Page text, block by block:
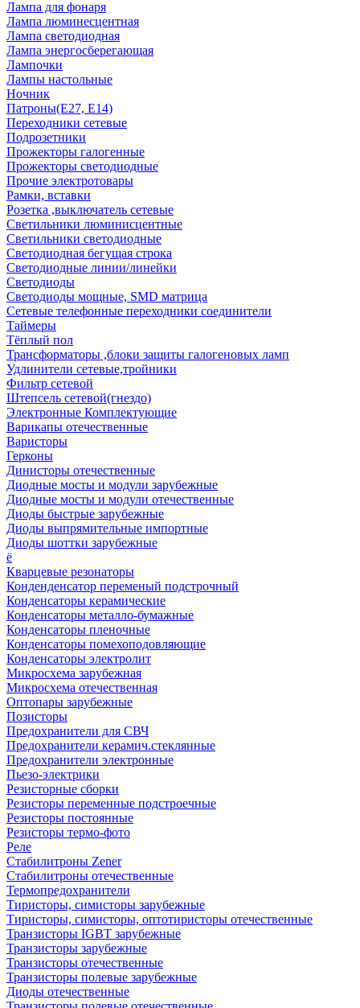
Лампа для фонаря
Лампа люминесцентная
Лампа светодиодная
Лампа энергосберегающая
Лампочки
Лампы настольные
Ночник
Патроны(Е27, Е14)
Переходники сетевые
Подрозетники
Прожекторы галогенные
Прожекторы светодиодные
Прочие электротовары
Рамки, вставки
Розетка ,выключатель сетевые
Светильники люминисцентные
Светильники светодиодные
Светодиодная бегущая строка
Светодиодные линии/линейки
Светодиоды
Светодиоды мощные, SMD матрица
Сетевые телефонные переходники соединители
Таймеры
Тёплый пол
Трансформаторы ,блоки защиты галогеновых ламп
Удлинители сетевые,тройники
Фильтр сетевой
Штепсель сетевой(гнездо)
Электронные Комплектующие
Варикапы отечественные
Варисторы
Герконы
Динисторы отечественные
Диодные мосты и модули зарубежные
Диодные мосты и модули отечественные
Диоды быстрые зарубежные
Диоды выпрямительные импортные
Диоды шоттки зарубежные
ё
Кварцевые резонаторы
Конденденсатор переменый подстрочный
Конденсаторы керамические
Конденсаторы металло-бумажные
Конденсаторы пленочные
Конденсаторы помехоподовляющие
Конденсаторы электролит
Микросхема зарубежная
Микросхема отечественная
Оптопары зарубежные
Позисторы
Предохранители для СВЧ
Предохранители керамич.стеклянные
Предохранители электронные
Пьезо-электрики
Резисторные сборки
Резисторы переменные подстроечные
Резисторы постоянные
Резисторы термо-фото
Реле
Стабилитроны Zener
Стабилитроны отечественные
Термопредохранители
Тиристоры, симисторы зарубежные
Тиристоры, симисторы, оптотиристоры отечественные
Транзисторы IGBT зарубежные
Транзисторы зарубежные
Транзисторы отечественные
Транзисторы полевые зарубежные
Диоды отечественные